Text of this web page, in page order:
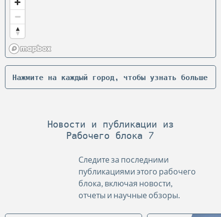
Нажмите на каждый город, чтобы узнать больше
Новости и публикации из
Рабочего блока 7
Следите за последними
публикациями этого рабочего
блока, включая новости,
отчеты и научные обзоры.